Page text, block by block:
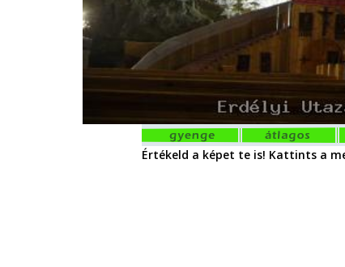
Értékeld a képet te is! Kattints a